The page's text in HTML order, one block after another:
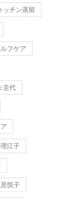
ッチン蒸留
フケア
圭代
江子
悦子